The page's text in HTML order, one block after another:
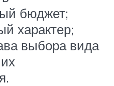
бюджет;
характер;
выбора вида